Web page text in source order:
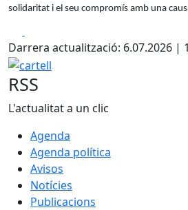
solidaritat i el seu compromís amb una
Darrera actualització: 6.07.2026 |
cartell
RSS
L'actualitat a un clic
Agenda
Agenda política
Avisos
Notícies
Publicacions